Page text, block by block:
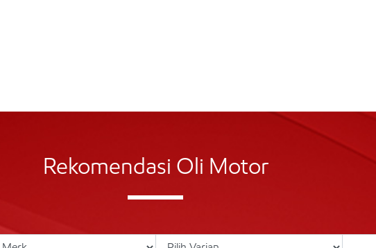
Rekomendasi Oli Motor